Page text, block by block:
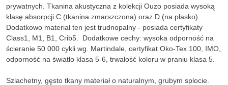
prywatnych. Tkanina akustyczna z kolekcji Ouzo posiada wysoką
klasę absorpcji C (tkanina zmarszczona) oraz D (na płasko).
Dodatkowo materiał ten jest trudnopalny - posiada certyfikaty
Class1, M1, B1, Crib5. Dodatkowe cechy: wysoka odporność na
ścieranie 50 000 cykli wg. Martindale, certyfikat Oko-Tex 100, IMO,
odporność na światło klasa 5-6, trwałość koloru w praniu klasa 5.
Szlachetny, gęsto tkany materiał o naturalnym, grubym splocie.